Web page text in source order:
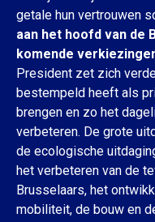
getale hun vertrouwen
aan het hoofd van de
komende
President zet zich
bestempeld heeft als
brengen en zo het
verbeteren. De grote
de ecologische
het verbeteren van de
Brusselaars, het
mobiliteit, de bouw en